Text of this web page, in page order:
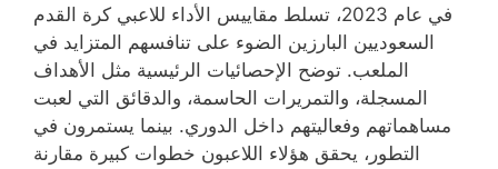
في عام 2023، تسلط مقاييس الأداء للاعبي كرة القدم
السعوديين البارزين الضوء على تنافسهم المتزايد في
الملعب. توضح الإحصائيات الرئيسية مثل الأهداف
المسجلة، والتمريرات الحاسمة، والدقائق التي لعبت
مساهماتهم وفعاليتهم داخل الدوري. بينما يستمرون في
التطور، يحقق هؤلاء اللاعبون خطوات كبيرة مقارنة